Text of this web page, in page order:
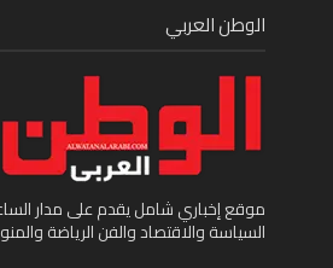
الوطن العربي
موقع إخباري شامل يقدم على مدار
السياسة والاقتصاد والفن الرياضة